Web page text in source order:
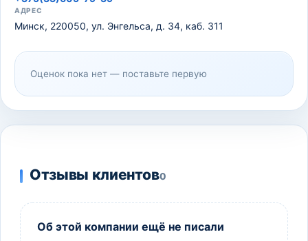
АДРЕС
Минск, 220050, ул. Энгельса, д. 34, каб. 311
Оценок пока нет — поставьте первую
Отзывы клиентов0
Об этой компании ещё не писали